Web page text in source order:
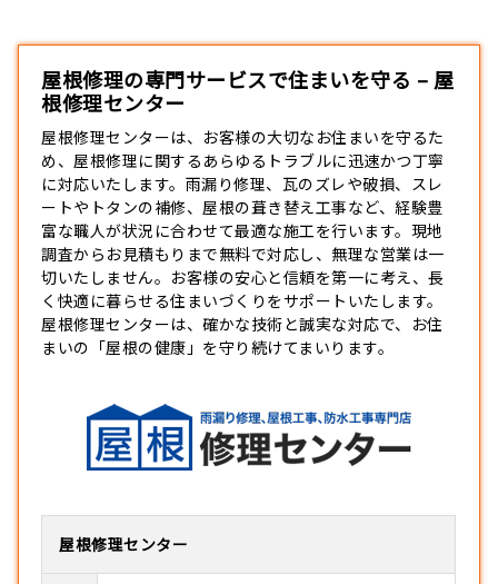
屋根修理の専門サービスで住まいを守る – 屋
根修理センター
屋根修理センターは、お客様の大切なお住まいを守るた
め、屋根修理に関するあらゆるトラブルに迅速かつ丁寧
に対応いたします。雨漏り修理、瓦のズレや破損、スレ
ートやトタンの補修、屋根の葺き替え工事など、経験豊
富な職人が状況に合わせて最適な施工を行います。現地
調査からお見積もりまで無料で対応し、無理な営業は一
切いたしません。お客様の安心と信頼を第一に考え、長
く快適に暮らせる住まいづくりをサポートいたします。
屋根修理センターは、確かな技術と誠実な対応で、お住
まいの「屋根の健康」を守り続けてまいります。
屋根修理センター